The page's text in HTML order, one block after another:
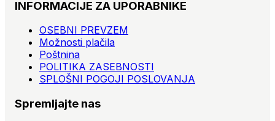
INFORMACIJE ZA UPORABNIKE
OSEBNI PREVZEM
Možnosti plačila
Poštnina
POLITIKA ZASEBNOSTI
SPLOŠNI POGOJI POSLOVANJA
Spremljajte nas